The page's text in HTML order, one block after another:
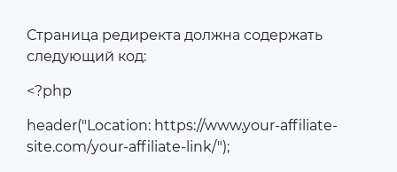
Страница редиректа должна содержать
следующий код:
<?php
header("Location: https://www.your-affiliate-
site.com/your-affiliate-link/");